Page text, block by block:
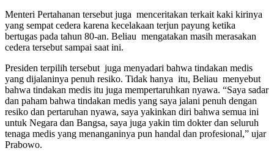
Menteri Pertahanan tersebut juga menceritakan terkait kaki kirinya
yang sempat cedera karena kecelakaan terjun payung ketika
bertugas pada tahun 80-an. Beliau mengatakan masih merasakan
cedera tersebut sampai saat ini.
Presiden terpilih tersebut juga menyadari bahwa tindakan medis
yang dijalaninya penuh resiko. Tidak hanya itu, Beliau menyebut
bahwa tindakan medis itu juga mempertaruhkan nyawa. “Saya sadar
dan paham bahwa tindakan medis yang saya jalani penuh dengan
resiko dan pertaruhan nyawa, saya yakinkan diri bahwa semua ini
untuk Negara dan Bangsa, saya juga yakin tim dokter dan seluruh
tenaga medis yang menanganinya pun handal dan profesional,” ujar
Prabowo.